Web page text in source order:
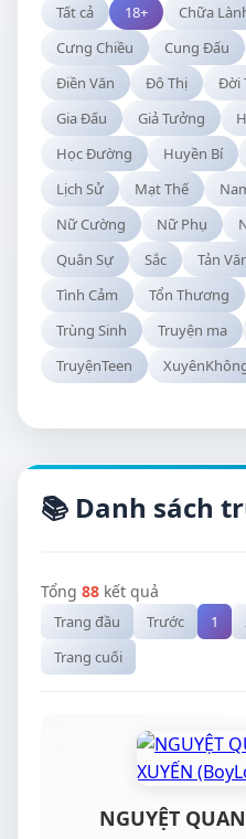
Tất cả 18+ Chữa
Cưng Chiều
Cung Đấu
Điền Văn
Đô Thị Đời
Gia Đấu
Giả Tưởng
Học Đường
Huyền Bí
Lịch Sử
Mạt Thế
Nữ Cường
Nữ Phụ
Quân Sự
Sắc Tản
Tình Cảm
Tổn Thương
Trùng Sinh
Truyện ma
TruyệnTeen
📚 Danh sách
Tổng 88 kết quả
Trang đầu Trước 1
Trang cuối
NGUYỆT